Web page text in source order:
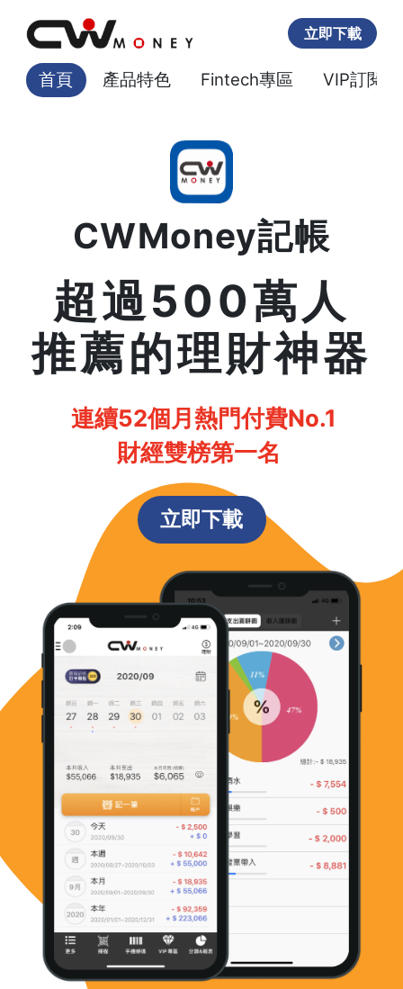
立即下載
首頁 產品特色 Fintech專區 VIP訂閱
CWMoney記帳
超過500萬人
推薦的理財神器
連續52個月熱門付費No.1
財經雙榜第一名
立即下載